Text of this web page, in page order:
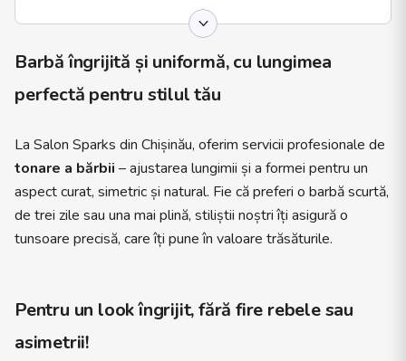
Barbă îngrijită și uniformă, cu lungimea
perfectă pentru stilul tău
La Salon Sparks din Chișinău, oferim servicii profesionale de
tonare a bărbii – ajustarea lungimii și a formei pentru un
aspect curat, simetric și natural. Fie că preferi o barbă scurtă,
de trei zile sau una mai plină, stiliștii noștri îți asigură o
tunsoare precisă, care îți pune în valoare trăsăturile.
Pentru un look îngrijit, fără fire rebele sau
asimetrii!